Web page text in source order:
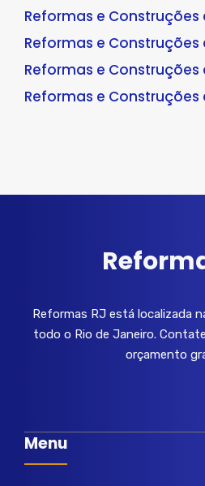
Reformas e Construções
Reformas e Construções
Reformas e Construções
Reformas e Construções
Reformas RJ está localizada
todo o Rio de Janeiro.
orçamento
Menu